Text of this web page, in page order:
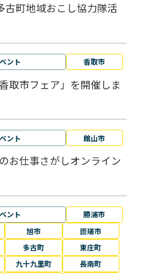
古町地域おこし協力隊活
ント 香取市
取市フェア」を開催しま
ント 館山市
お仕事さがしオンライン
ント
勝浦市
旭市
匝瑳市
多古町
東庄町
九十九里町
長南町